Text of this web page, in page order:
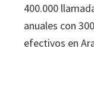
400.000
anuales con 300
efectivos en